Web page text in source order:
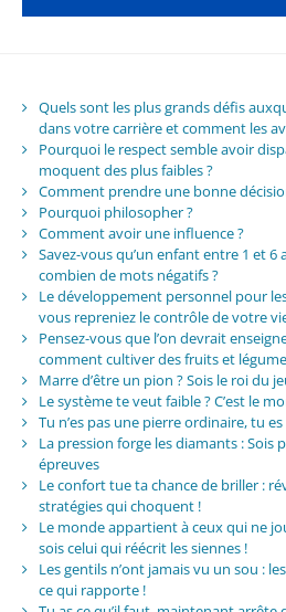
Quels sont les plus grands défis
dans votre carrière et comment les
Pourquoi le respect semble avoir
moquent des plus faibles ?
Comment prendre une bonne
Pourquoi philosopher ?
Comment avoir une influence ?
Savez-vous qu’un enfant entre 1 et
combien de mots négatifs ?
Le développement personnel pour
vous repreniez le contrôle de votre
Pensez-vous que l’on devrait
comment cultiver des fruits et
Marre d’être un pion ? Sois le roi du
Le système te veut faible ? C’est le
Tu n’es pas une pierre ordinaire, tu
La pression forge les diamants : Sois
épreuves
Le confort tue ta chance de briller :
stratégies qui choquent !
Le monde appartient à ceux qui ne
sois celui qui réécrit les siennes !
Les gentils n’ont jamais vu un sou :
ce qui rapporte !